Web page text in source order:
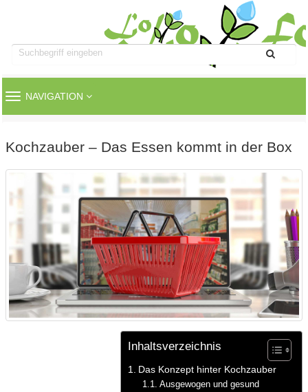
TOGGLE
NAVIGATION
Kochzauber – Das Essen kommt in der Box
Inhaltsverzeichnis
Das Konzept hinter Kochzauber
Ausgewogen und gesund